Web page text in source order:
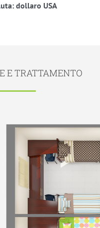
dollaro USA
E TRATTAMENTO